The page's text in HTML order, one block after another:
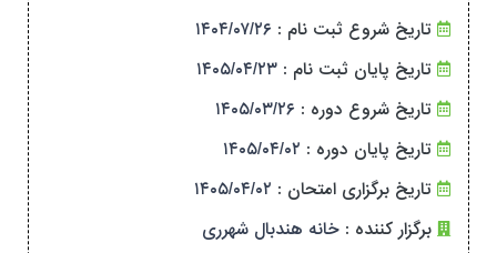
تاریخ شروع ثبت نام : ۱۴۰۴/۰۷/۲۶
تاریخ پایان ثبت نام : ۱۴۰۵/۰۴/۲۳
تاریخ شروع دوره : ۱۴۰۵/۰۳/۲۶
تاریخ پایان دوره : ۱۴۰۵/۰۴/۰۲
تاریخ برگزاری امتحان : ۱۴۰۵/۰۴/۰۲
برگزار کننده : خانه هندبال شهرری